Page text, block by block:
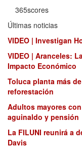
365scores
Últimas noticias
VIDEO | Investigan
VIDEO | Aranceles:
Impacto Económico
Toluca planta más
reforestación
Adultos mayores
aguinaldo y pensión
La FILUNI reunirá a
Davis